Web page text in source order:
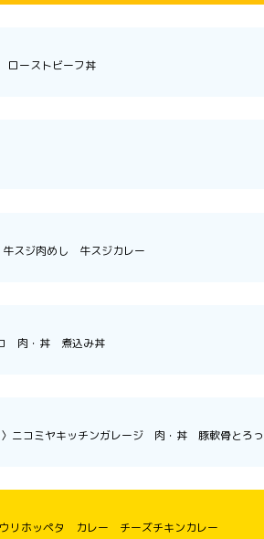
ローストビーフ丼
スジ肉めし 牛スジカレー
コ 肉・丼 煮込み丼
〉ニコミヤキッチンガレージ 肉・丼 豚軟骨とろ
ウリホッペタ カレー チーズチキンカレー